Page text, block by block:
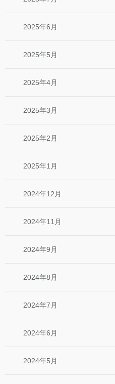
2025年6月
2025年5月
2025年4月
2025年3月
2025年2月
2025年1月
2024年12月
2024年11月
2024年9月
2024年8月
2024年7月
2024年6月
2024年5月